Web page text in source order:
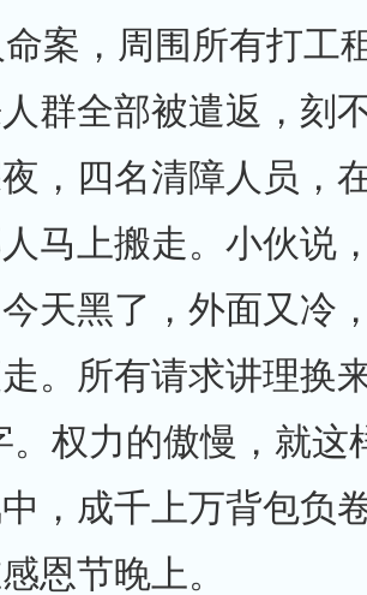
案，周围所有打工
群全部被遣返，刻
，四名清障人员，
马上搬走。小伙说
天黑了，外面又冷
。所有请求讲理换
。权力的傲慢，就这
，成千上万背包负
恩节晚上。